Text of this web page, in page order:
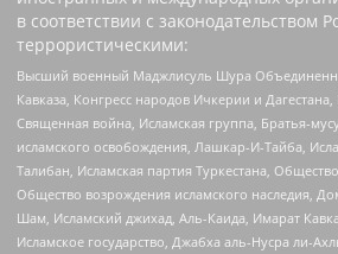
в соответствии с законодательством
террористическими:
Высший военный Маджлисуль Шура
Кавказа, Конгресс народов Ичкерии и Дагестана,
Священная война, Исламская группа, Братья-
исламского освобождения, Лашкар-И-Тайба,
Талибан, Исламская партия Туркестана,
Общество возрождения исламского наследия,
Шам, Исламский джихад, Аль-Каида, Имарат
Исламское государство, Джабха аль-Нусра ли-